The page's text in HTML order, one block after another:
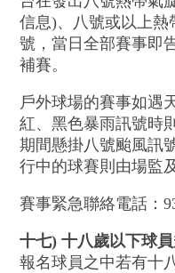
信息)、八號或以上
號，當日全部賽事即
補賽。
戶外球場的賽事如遇
紅、黑色暴雨訊號時
期間懸掛八號颱風訊
行中的球賽則由場監
賽事緊急聯絡電話：
十七) 十八歲以下球
報名球員之中若有十